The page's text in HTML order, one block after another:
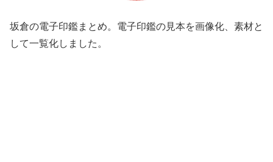
坂倉の電子印鑑まとめ。電子印鑑の見本を画像化、素材と
して一覧化しました。